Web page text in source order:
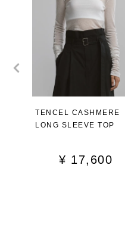
TENCEL CASHMERE
LONG SLEEVE TOP
¥ 17,600